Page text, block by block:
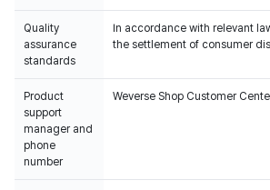
Quality
assurance
standards
In accordance with relevant
the settlement of consumer
Product
support
manager and
phone
number
Weverse Shop Customer